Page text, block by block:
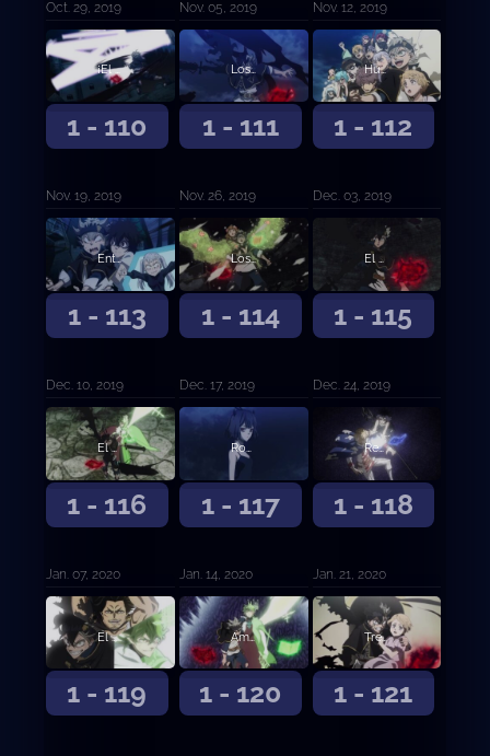
Oct. 29, 2019 Nov. 05, 2019 Nov. 12, 2019
1 - 110
¡El Toro Negro Embravecido se une a la batalla!
Nov. 19, 2019
1 - 111
Los ojos del espejo
Nov. 26, 2019
1 - 112
Humanos en quienes confiar
Dec. 03, 2019
1 - 113
Entrando al Palacio de las Sombras
Dec. 10, 2019
1 - 114
Los invasores finales
Dec. 17, 2019
1 - 115
El cerebro
Dec. 24, 2019
1 - 116
El peor enemigo natural
Jan. 07, 2020
1 - 117
Rompiendo el sello
Jan. 14, 2020
1 - 118
Reencuentro a través del tiempo
Jan. 21, 2020
1 - 119
El ataque final
1 - 120
Amanecer
1 - 121
Tres problemas